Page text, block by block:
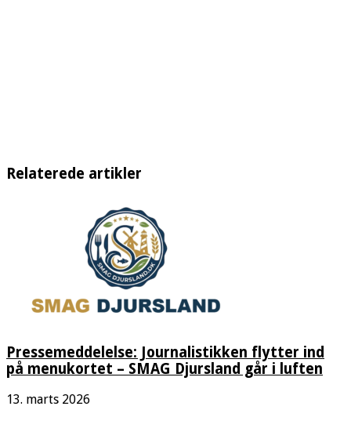
Relaterede artikler
Pressemeddelelse: Journalistikken flytter ind
på menukortet – SMAG Djursland går i luften
13. marts 2026